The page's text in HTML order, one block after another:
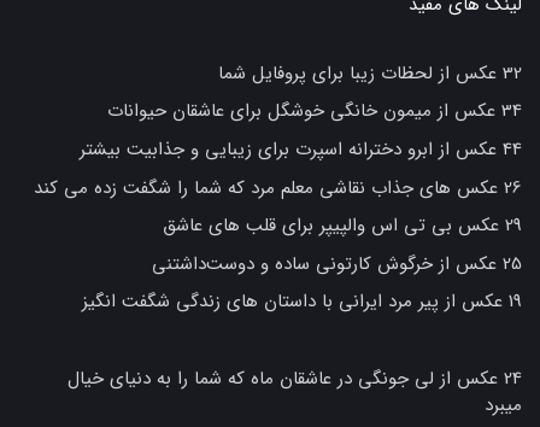
32 عکس از لحظات زیبا برای پروفایل شما
34 عکس از میمون خانگی خوشگل برای عاشقان حیوانات
44 عکس از ابرو دخترانه اسپرت برای زیبایی و جذابیت بیشتر
26 عکس های جذاب نقاشی معلم مرد که شما را شگفت زده می کند
29 عکس بی تی اس والپیپر برای قلب های عاشق
25 عکس از خرگوش کارتونی ساده و دوست‌داشتنی
19 عکس از پیر مرد ایرانی با داستان های زندگی شگفت انگیز
24 عکس از لی جونگی در عاشقان ماه که شما را به دنیای خیال
میبرد